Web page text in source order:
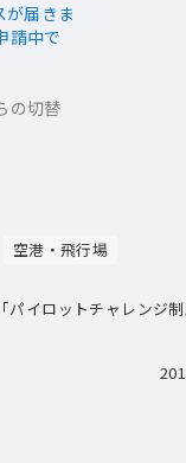
が届きま
請中で
の切替
空港・飛行場
イロットチャレンジ